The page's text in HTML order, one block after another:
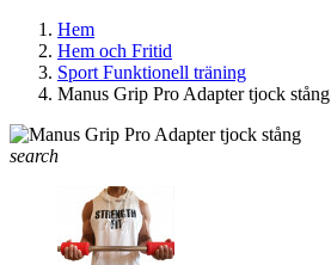
Hem
Hem och Fritid
Sport Funktionell träning
Manus Grip Pro Adapter tjock stång
search